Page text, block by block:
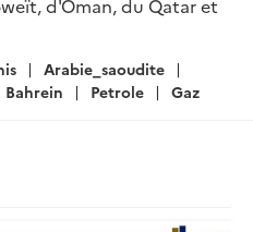
d'Oman, du Qatar et
Arabie_saoudite
Bahrein Petrole Gaz